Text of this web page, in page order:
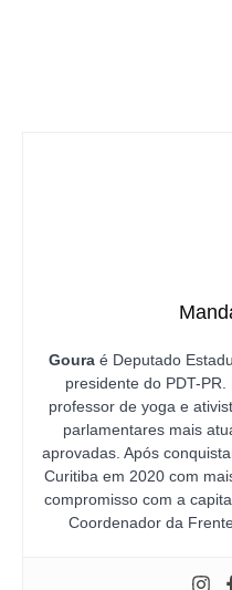
Gouraé Deputado
presidente do PDT-
professor de yoga e
parlamentares mais
aprovadas. Após
Curitiba em 2020 com
compromisso com a
Coordenador da